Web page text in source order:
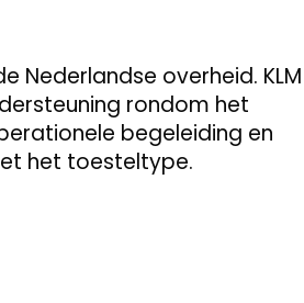
overheid. KLM
rondom het
begeleiding en
het toesteltype.